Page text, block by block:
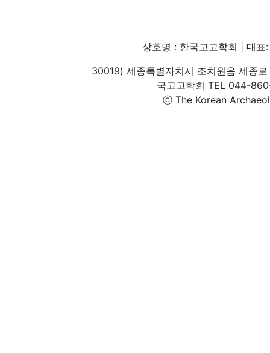
상호명 : 한국고고학회 | 대
30019) 세종특별자치시 조치원읍 세종
국고고학회 TEL 044-
ⓒ The Korean